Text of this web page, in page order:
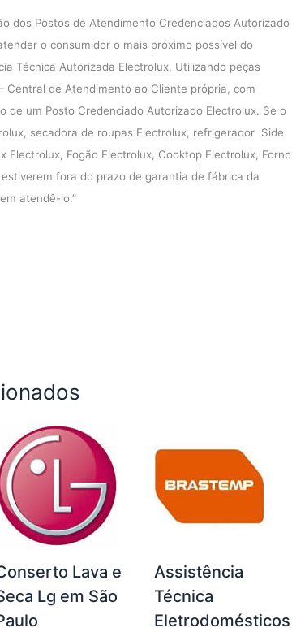
dos Postos de Atendimento Credenciados Autorizado
o consumidor o mais próximo possível do
Técnica Autorizada Electrolux, Utilizando peças
Central de Atendimento ao Cliente própria, com
um Posto Credenciado Autorizado Electrolux. Se o
secadora de roupas Electrolux, refrigerador Side
Electrolux, Fogão Electrolux, Cooktop Electrolux, Forno
fora do prazo de garantia de fábrica da
atendê-lo.”
Lava e
Lg em São
Assistência
Técnica
Eletrodomésticos